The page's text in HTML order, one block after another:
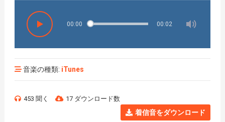
00:00 00:02
音楽の種類: iTunes
453 聞く 17 ダウンロード数
着信音をダウンロード